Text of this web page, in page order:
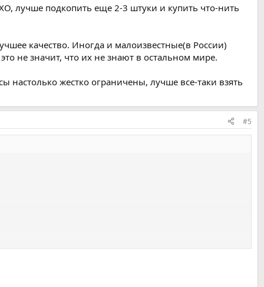
лучше подкопить еще 2-3 штуки и купить что-нить
качество. Иногда и малоизвестные(в России)
не значит, что их не знают в остальном мире.
жестко ограничены, лучше все-таки взять
#5